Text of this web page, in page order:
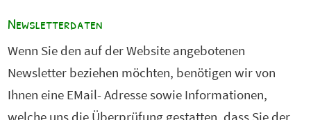
Newsletterdaten
Wenn Sie den auf der Website angebotenen
Newsletter beziehen möchten, benötigen wir von
Ihnen eine EMail- Adresse sowie Informationen,
welche uns die Überprüfung gestatten, dass Sie der